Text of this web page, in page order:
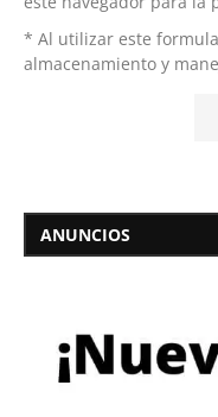
* Al utilizar este
almacenamiento y
ANUNCIOS